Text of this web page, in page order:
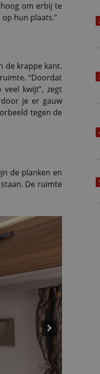
om erbij te
hun plaats.”
de krappe kant.
“Doordat
kwijt”, zegt
je er gauw
tegen de
de planken en
De ruimte